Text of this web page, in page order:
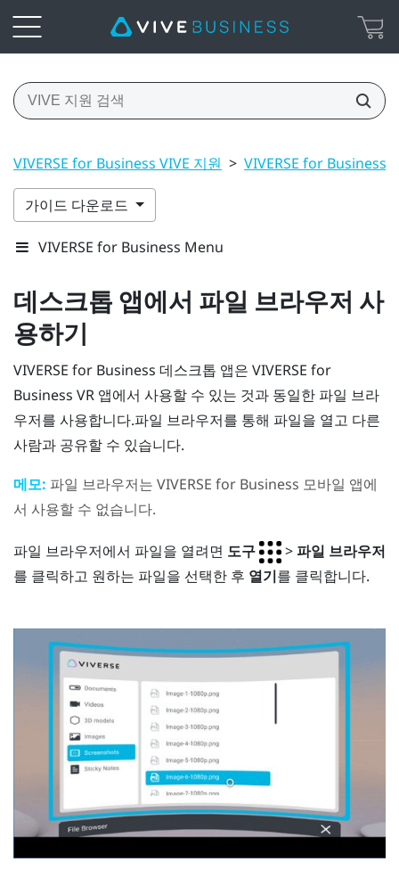
VIVERSE for Business VIVE 지원 > VIVERSE for Business
가이드 다운로드
VIVERSE for Business Menu
데스크톱 앱에서 파일 브라우저 사
용하기
VIVERSE for Business 데스크톱 앱은 VIVERSE for
Business VR 앱에서 사용할 수 있는 것과 동일한 파일 브라
우저를 사용합니다.파일 브라우저를 통해 파일을 열고 다른
사람과 공유할 수 있습니다.
메모: 파일 브라우저는 VIVERSE for Business 모바일 앱에
서 사용할 수 없습니다.
파일 브라우저에서 파일을 열려면 도구 >파일 브라우저
를 클릭하고 원하는 파일을 선택한 후 열기를 클릭합니다.